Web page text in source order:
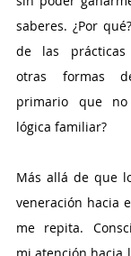
saberes. ¿Por
de las prácticas
otras formas
primario que
lógica familiar?
Más allá de que
veneración hacia
me repita.
mi atención hacia